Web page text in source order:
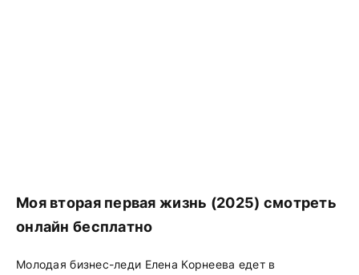
Моя вторая первая жизнь (2025) смотреть
онлайн бесплатно
Молодая бизнес-леди Елена Корнеева едет в